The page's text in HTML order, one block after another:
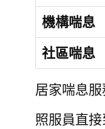
機構喘息
社區喘息
居家喘息
照服員直